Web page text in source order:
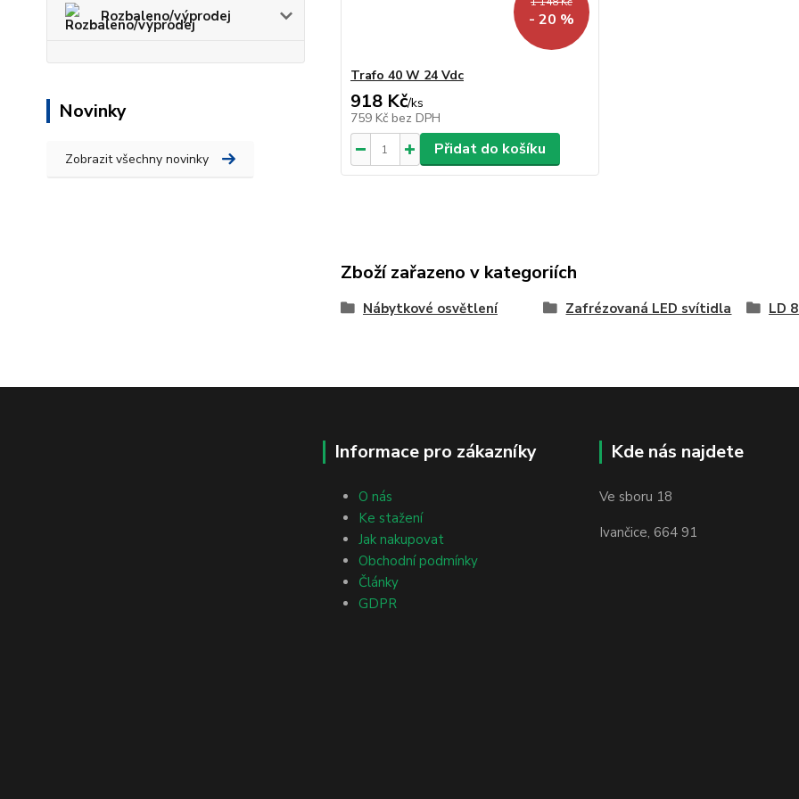
Rozbaleno/výprodej
Novinky
Zobrazit všechny novinky
- 20 %
Trafo 40 W 24 Vdc
918 Kč/ks
759 Kč bez DPH
Přidat do košíku
Zboží zařazeno v kategoriích
Nábytkové osvětlení Zafrézovaná LED svítidla LD
Informace pro zákazníky
O nás
Ke stažení
Jak nakupovat
Obchodní podmínky
Články
GDPR
Kde nás najdete
Ve sboru 18
Ivančice, 664 91